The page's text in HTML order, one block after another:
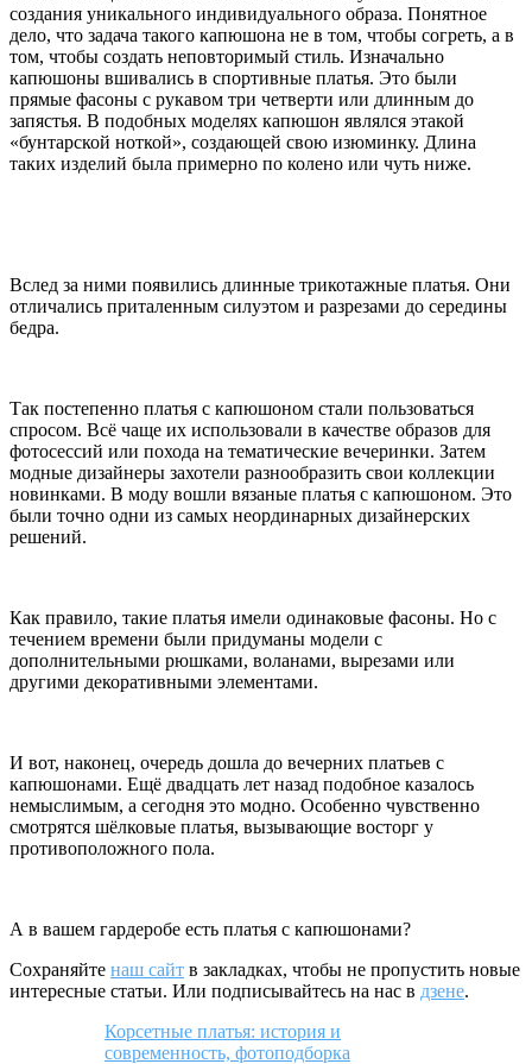
создания уникального индивидуального образа. Понятное
дело, что задача такого капюшона не в том, чтобы согреть, а в
том, чтобы создать неповторимый стиль. Изначально
капюшоны вшивались в спортивные платья. Это были
прямые фасоны с рукавом три четверти или длинным до
запястья. В подобных моделях капюшон являлся этакой
«бунтарской ноткой», создающей свою изюминку. Длина
таких изделий была примерно по колено или чуть ниже.
Вслед за ними появились длинные трикотажные платья. Они
отличались приталенным силуэтом и разрезами до середины
бедра.
Так постепенно платья с капюшоном стали пользоваться
спросом. Всё чаще их использовали в качестве образов для
фотосессий или похода на тематические вечеринки. Затем
модные дизайнеры захотели разнообразить свои коллекции
новинками. В моду вошли вязаные платья с капюшоном. Это
были точно одни из самых неординарных дизайнерских
решений.
Как правило, такие платья имели одинаковые фасоны. Но с
течением времени были придуманы модели с
дополнительными рюшками, воланами, вырезами или
другими декоративными элементами.
И вот, наконец, очередь дошла до вечерних платьев с
капюшонами. Ещё двадцать лет назад подобное казалось
немыслимым, а сегодня это модно. Особенно чувственно
смотрятся шёлковые платья, вызывающие восторг у
противоположного пола.
А в вашем гардеробе есть платья с капюшонами?
Сохраняйте наш сайт в закладках, чтобы не пропустить новые
интересные статьи. Или подписывайтесь на нас в дзене.
Корсетные платья: история и
современность, фотоподборка